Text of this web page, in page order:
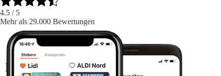
4.5 / 5
Mehr als 29.000 Bewertungen